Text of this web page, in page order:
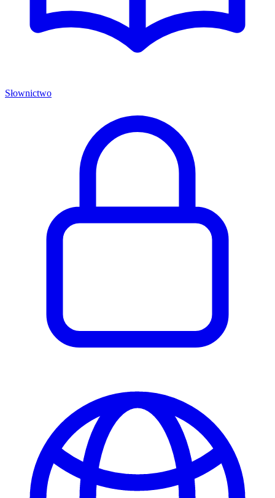
Słownictwo